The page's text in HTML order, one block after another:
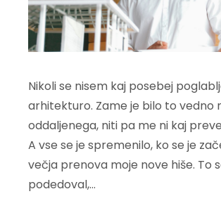
Nikoli se nisem kaj posebej
arhitekturo. Zame je bilo to vedno
oddaljenega, niti pa me ni kaj
A vse se je spremenilo, ko se je
večja prenova moje nove hiše. To
podedoval,…